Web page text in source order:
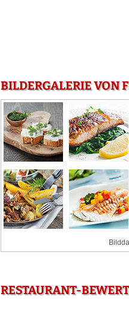
BILDERGALERIE VON
RESTAURANT-